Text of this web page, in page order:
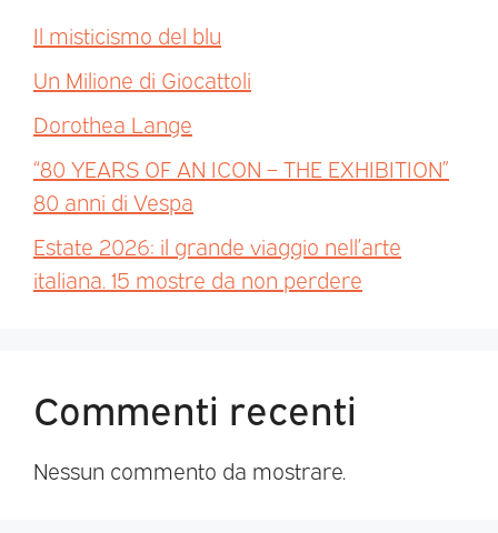
Il misticismo del blu
Un Milione di Giocattoli
Dorothea Lange
“80 YEARS OF AN ICON – THE EXHIBITION”
80 anni di Vespa
Estate 2026: il grande viaggio nell’arte
italiana. 15 mostre da non perdere
Commenti recenti
Nessun commento da mostrare.